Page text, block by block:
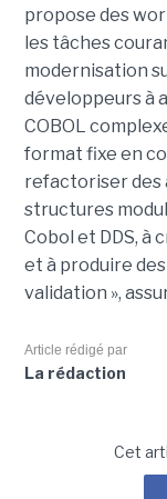
propose des
les tâches
modernisation
développeurs à
COBOL
format fixe en
refactoriser des
structures
Cobol et DDS, à
et à produire
validation »,
Article rédigé par
La rédaction
Cet